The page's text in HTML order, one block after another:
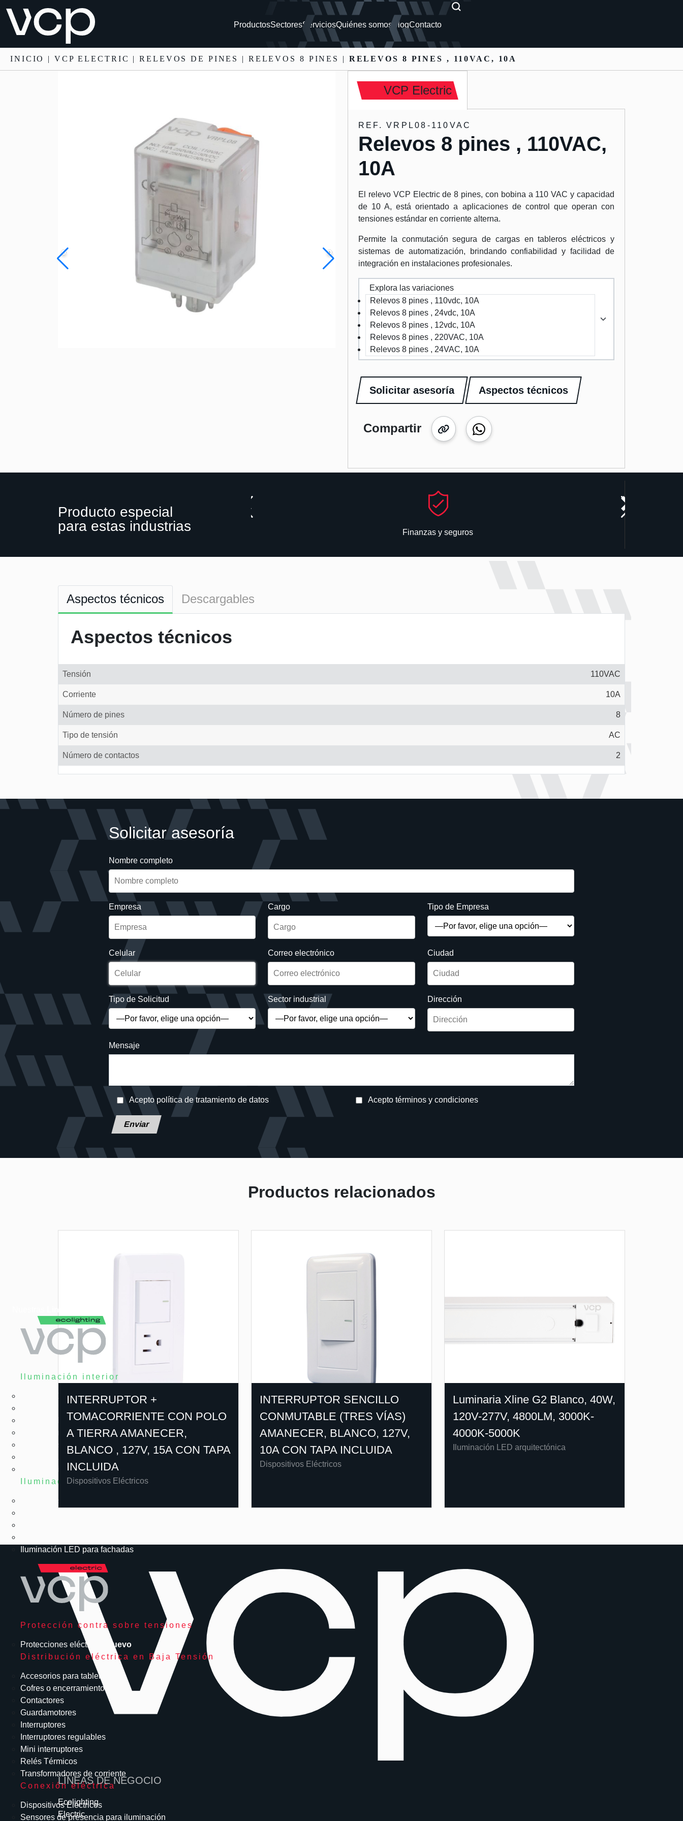
ProductosSectoresServiciosQuiénes somos BlogContacto
INICIO | VCP ELECTRIC |RELEVOS DE PINES | RELEVOS 8 PINES | RELEVOS 8 PINES , 110VAC, 10A
VCP Electric
REF. VRPL08-110VAC
Relevos 8 pines , 110VAC,
10A
El relevo VCP Electric de 8 pines, con bobina a 110 VAC y capacidad
de 10 A, está orientado a aplicaciones de control que operan con
tensiones estándar en corriente alterna.
Permite la conmutación segura de cargas en tableros eléctricos y
sistemas de automatización, brindando confiabilidad y facilidad de
integración en instalaciones profesionales.
Explora las variaciones
Relevos 8 pines , 110vdc, 10A
Relevos 8 pines , 24vdc, 10A
Relevos 8 pines , 12vdc, 10A
Relevos 8 pines , 220VAC, 10A
Relevos 8 pines , 24VAC, 10A
Solicitar asesoría Aspectos técnicos
Compartir
Producto especial
para estas industrias
Finanzas y seguros
Aspectos técnicos Descargables
Aspectos técnicos
Tensión 110VAC
Corriente 10A
Número de pines 8
Tipo de tensión AC
Número de contactos 2
Solicitar asesoría
Nombre completo
Empresa Cargo Tipo de Empresa
Celular Correo electrónico Ciudad
Tipo de Solicitud Sector industrial Dirección
Mensaje
Acepto política de tratamiento de datos Acepto términos y condiciones
Deja este campo en blanco, por favor.
Productos relacionados
INTERRUPTOR +
TOMACORRIENTE CON POLO
A TIERRA AMANECER,
BLANCO , 127V, 15A CON TAPA
INCLUIDA
Dispositivos Eléctricos
INTERRUPTOR SENCILLO
CONMUTABLE (TRES VÍAS)
AMANECER, BLANCO, 127V,
10A CON TAPA INCLUIDA
Dispositivos Eléctricos
Luminaria Xline G2 Blanco, 40W,
120V-277V, 4800LM, 3000K-
4000K-5000K
Iluminación LED arquitectónica
LÍNEAS DE NEGOCIO
Ecolighting
Electric
Lineas
Iluminación interior
Paneles LED
Iluminación LED arquitectónica
Herméticas LED
High Bay LED
Emergencia LED
Iluminación exterior
Reflectores LED
Iluminación LED para fachadas
Protección contra sobre tensiones
Protecciones eléctricas
Nuevo
Distribución eléctrica en Baja Tensión
Accesorios para tableros
Cofres o encerramientos
Contactores
Guardamotores
Interruptores
Interruptores regulables
Mini interruptores
Relés Térmicos
Transformadores de corriente
Conexión eléctrica
Dispositivos Eléctricos
Sensores de presencia para iluminación